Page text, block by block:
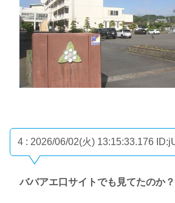
4 : 2026/06/02(火) 13:15:33.176
ババアエ口サイトでも見てたのか？